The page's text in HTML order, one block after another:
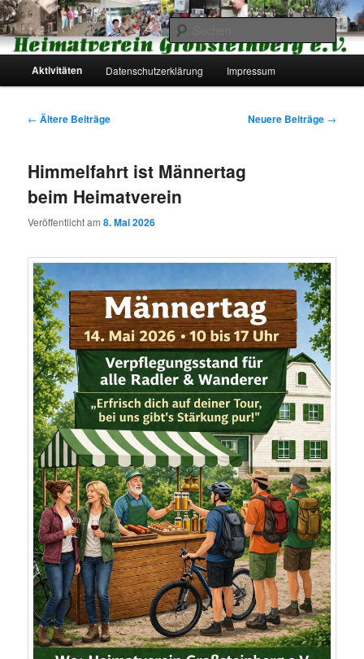
Zum
primären
Inhalt
springen
Zum
sekundären
Inhalt
springenHeimatverein Großsteinberg e.V.
HauptmenüAktivitäten Datenschutzerklärung Impressum
Beitragsnavigation
← Ältere Beiträge Neuere Beiträge →
Himmelfahrt ist Männertag
beim Heimatverein
Veröffentlicht am8. Mai 2026